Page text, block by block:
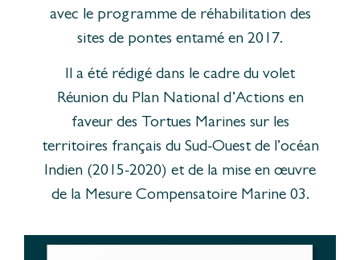
avec le programme de réhabilitation des
sites de pontes entamé en 2017.
Il a été rédigé dans le cadre du volet
Réunion du Plan National d’Actions en
faveur des Tortues Marines sur les
territoires français du Sud-Ouest de l’océan
Indien (2015-2020) et de la mise en œuvre
de la Mesure Compensatoire Marine 03.